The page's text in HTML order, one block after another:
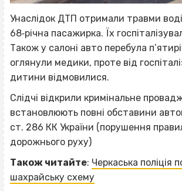
Унаслідок ДТП отримали травми
68‐річна пасажирка. Їх
Також у салоні авто перебула
оглянули медики, проте від
дитини відмовилися.
Слідчі відкрили кримінальне
встановлюють повні обставини
ст. 286 КК України (порушення
дорожнього руху)
Також читайте: Черкаська поліція
шахрайську схему